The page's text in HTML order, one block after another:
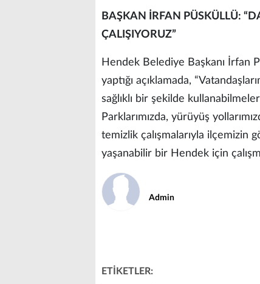
BAŞKAN İRFAN PÜSKÜLLÜ:
ÇALIŞIYORUZ”
Hendek Belediye Başkanı İrfan
yaptığı açıklamada,
sağlıklı bir şekilde
Parklarımızda, yürüyüş
temizlik çalışmalarıyla ilçemizin
yaşanabilir bir Hendek için
Admin
ETİKETLER: